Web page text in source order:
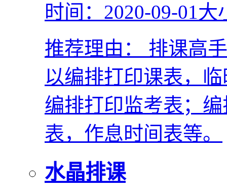
时间：2020-09-01大
推荐理由：
排课高
以编排打印课表，
编排打印监考表；
表，作息时间表等。
水晶排课